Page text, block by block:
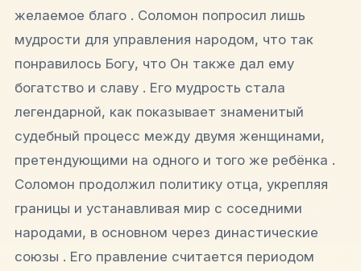
желаемое благо . Соломон попросил лишь
мудрости для управления народом, что так
понравилось Богу, что Он также дал ему
богатство и славу . Его мудрость стала
легендарной, как показывает знаменитый
судебный процесс между двумя женщинами,
претендующими на одного и того же ребёнка .
Соломон продолжил политику отца, укрепляя
границы и устанавливая мир с соседними
народами, в основном через династические
союзы . Его правление считается периодом